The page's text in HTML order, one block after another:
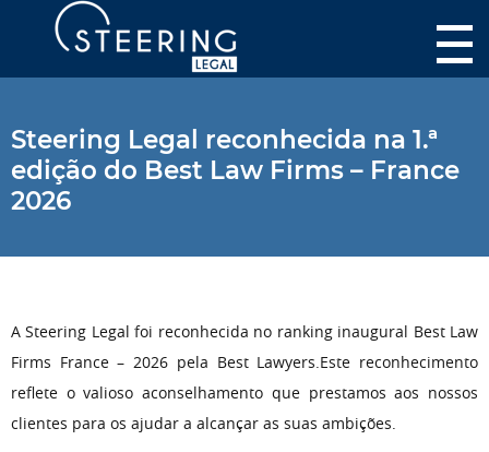
Steering Legal reconhecida na 1.ª
edição do Best Law Firms – France
2026
A Steering Legal foi reconhecida no ranking inaugural Best Law
Firms France – 2026 pela Best Lawyers.Este reconhecimento
reflete o valioso aconselhamento que prestamos aos nossos
clientes para os ajudar a alcançar as suas ambições.